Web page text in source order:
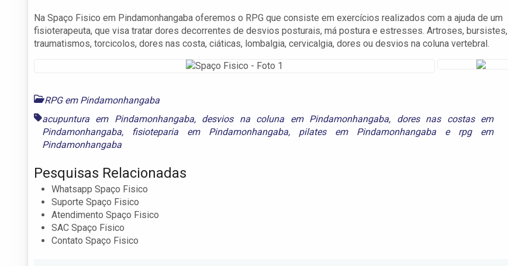
Na Spaço Fisico em Pindamonhangaba oferemos o RPG que consiste em exercícios realizados com a ajuda de um
fisioterapeuta, que visa tratar dores decorrentes de desvios posturais, má postura e estresses. Artroses, bursistes,
traumatismos, torcicolos, dores nas costa, ciáticas, lombalgia, cervicalgia, dores ou desvios na coluna vertebral.
RPG em Pindamonhangaba
acupuntura em Pindamonhangaba, desvios na coluna em Pindamonhangaba, dores nas costas em
Pindamonhangaba, fisioteparia em Pindamonhangaba, pilates em Pindamonhangaba e rpg em
Pindamonhangaba
Pesquisas Relacionadas
Whatsapp Spaço Fisico
Suporte Spaço Fisico
Atendimento Spaço Fisico
SAC Spaço Fisico
Contato Spaço Fisico